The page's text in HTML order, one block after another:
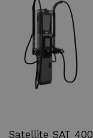
Satellite SAT 400